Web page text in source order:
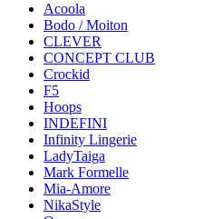
Acoola
Bodo / Moiton
CLEVER
CONCEPT CLUB
Crockid
F5
Hoops
INDEFINI
Infinity Lingerie
LadyTaiga
Mark Formelle
Mia-Amore
NikaStyle